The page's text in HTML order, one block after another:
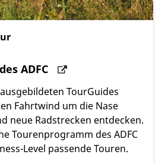
ADFC
TourGuides
Fahrtwind um die Nase
neue Radstrecken entdecken.
Tourenprogramm des ADFC
Level passende Touren.